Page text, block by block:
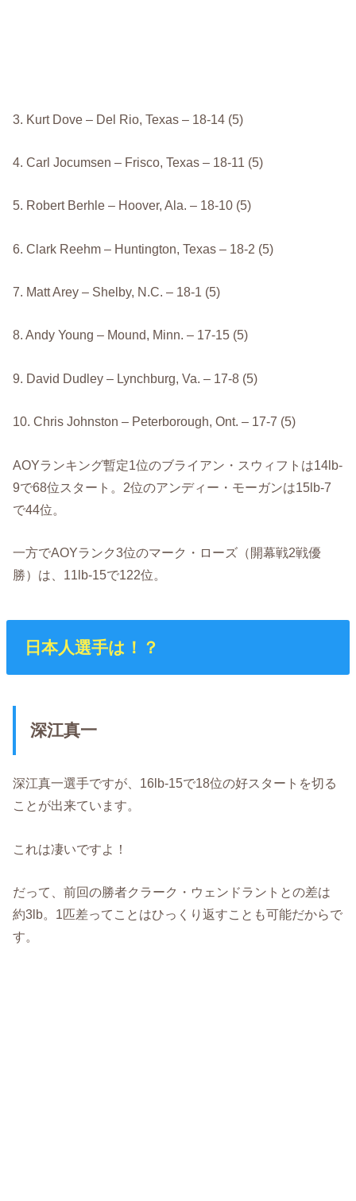
3. Kurt Dove – Del Rio, Texas – 18-14 (5)
4. Carl Jocumsen – Frisco, Texas – 18-11 (5)
5. Robert Berhle – Hoover, Ala. – 18-10 (5)
6. Clark Reehm – Huntington, Texas – 18-2 (5)
7. Matt Arey – Shelby, N.C. – 18-1 (5)
8. Andy Young – Mound, Minn. – 17-15 (5)
9. David Dudley – Lynchburg, Va. – 17-8 (5)
10. Chris Johnston – Peterborough, Ont. – 17-7 (5)
AOYランキング暫定1位のブライアン・スウィフトは14lb-
9で68位スタート。2位のアンディー・モーガンは15lb-7
で44位。
一方でAOYランク3位のマーク・ローズ（開幕戦2戦優
勝）は、11lb-15で122位。
日本人選手は！？
深江真一
深江真一選手ですが、16lb-15で18位の好スタートを切る
ことが出来ています。
これは凄いですよ！
だって、前回の勝者クラーク・ウェンドラントとの差は
約3lb。1匹差ってことはひっくり返すことも可能だからで
す。